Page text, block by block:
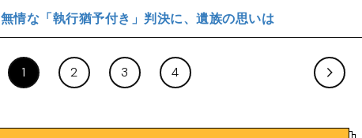
無情な「執行猶予付き」判決に、遺族の思いは
1 2 3 4